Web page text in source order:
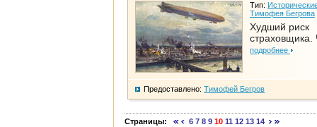
Тип:
Тимофея Бегрова
Худший риск
страховщика.
подробнее
Предоставлено: Тимофей Бегров
Страницы: 6 7 8 9 10 11 12 13 14